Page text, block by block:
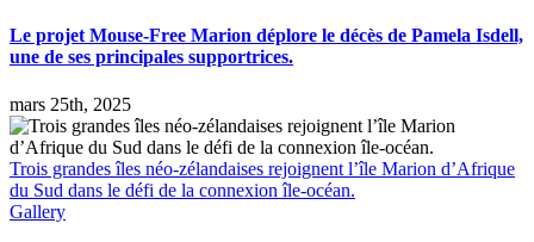
Sud
–
Liu
Severinghaus
Le projet Mouse-Free Marion déplore le décès de Pamela Isdell,
une de ses principales supportrices.
mars 25th, 2025
Trois grandes îles néo-zélandaises rejoignent l’île Marion d’Afrique
du Sud dans le défi de la connexion île-océan.
Gallery